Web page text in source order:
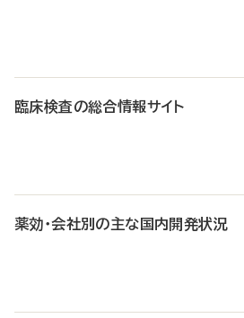
臨床検査の総合情報サイト
薬効・会社別の主な国内開発状況